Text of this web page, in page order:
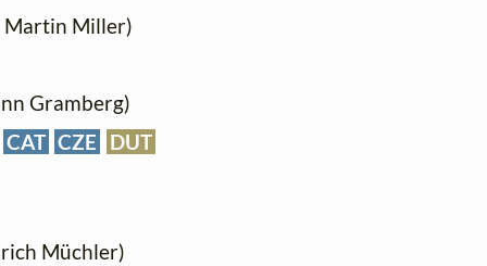
Martin Miller)
Gramberg)
CAT CZE
DUT
Müchler)